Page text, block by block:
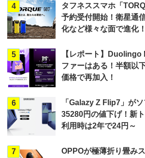
4
タフネススマホ「
予約受付開始！衛星通
化など様々な面で進化！
5
【レポート】Duolingo
ファーはある！半額以
価格で再加入！
6
「Galazy Z Flip7」が
35280円の値下げ！新
利用時は2年で24円～
7
OPPOが極薄折り畳み